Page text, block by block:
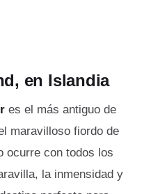
en Islandia
es el más antiguo de
maravilloso fiordo de
ocurre con todos los
la inmensidad y